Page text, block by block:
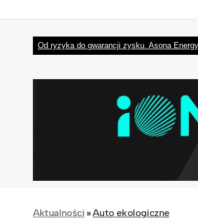
Od ryzyka do gwarancji zysku. Asona
Aktualności »Auto ekologiczne